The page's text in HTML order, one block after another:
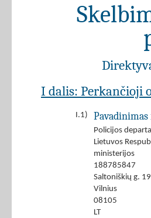
I dalis: Perkančioji
I.1)
Policijos
Lietuvos
ministerijos
188785847
Saltoniškių g.
Vilnius
08105
LT